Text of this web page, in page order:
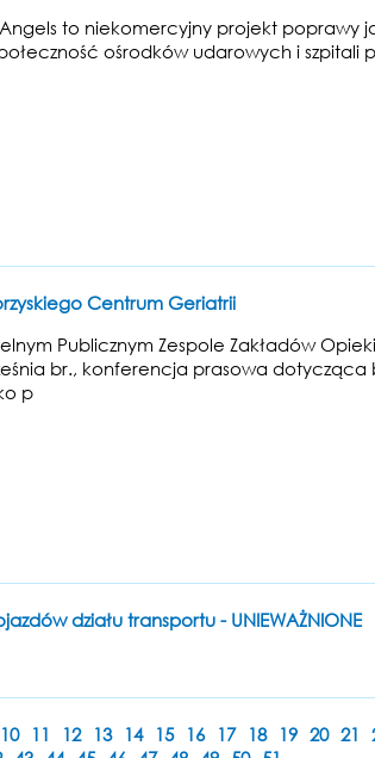
to niekomercyjny projekt poprawy
ośrodków udarowych i szpitali
Centrum Geriatrii
Publicznym Zespole Zakładów
br., konferencja prasowa dotycząca
p
działu transportu - UNIEWAŻNIONE
10 11 12 13 14 15 16 17 18 19 20 21